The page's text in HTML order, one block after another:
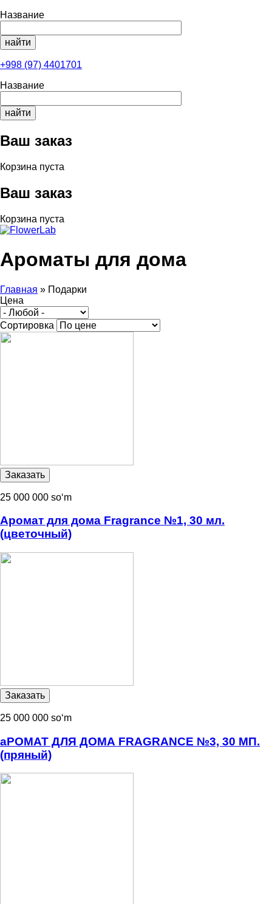
Название
+998 (97) 4401701
Название
Ваш заказ
Корзина пуста
Ваш заказ
Корзина пуста
Ароматы для дома
Вы здесь
Главная » Подарки
Цена
Сортировка
25 000 000 soʻm
Аромат для дома Fragrance №1, 30 мл.
(цветочный)
25 000 000 soʻm
аРОМАТ ДЛЯ ДОМА FRAGRANCE №3, 30 МП.
(пряный)